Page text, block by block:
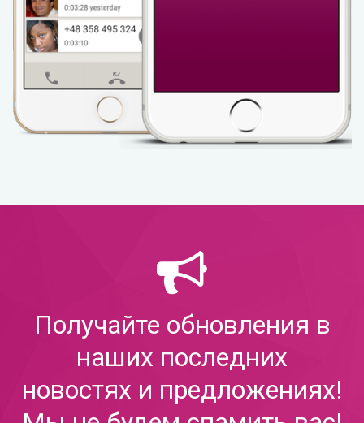
Получайте обновления в
наших последних
новостях и предложениях!